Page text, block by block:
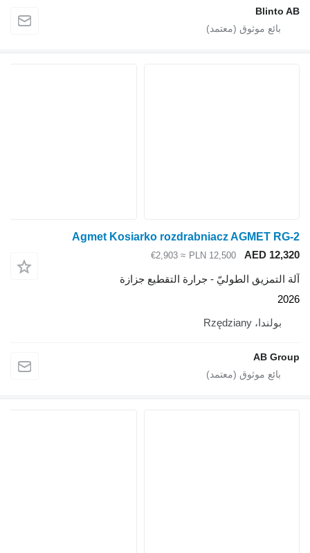
Agmet Kosiarko rozdrabniacz AGMET
AED
PLN 12,500
≈ €2,903
الطوليّ - جرارة التقطيع جزازة
AB